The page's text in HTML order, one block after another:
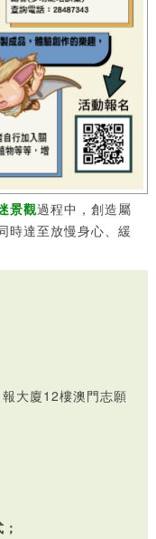
景觀過程中，創造屬
時達至放慢身心、緩
大廈12樓澳門志願